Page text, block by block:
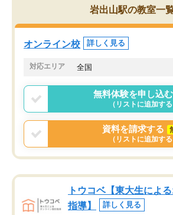
がら頑張って欲しいと思います！
岩出山駅の教室一
オンライン校 詳しく見る
対応エリア 全国
無料体験を申し込む
（リストに追加する
資料を請求する
（リストに追加する
トウコベ【東大生によ
指導】
詳しく見る